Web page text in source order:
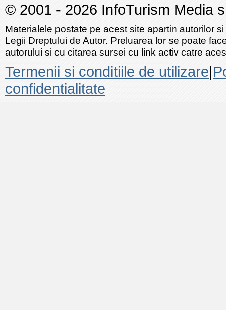
© 2001 - 2026 InfoTurism Media
Materialele postate pe acest site apartin autorilor
Legii Dreptului de Autor. Preluarea lor se poate
autorului si cu citarea sursei cu link activ catre
Termenii si conditiile de utilizare|
confidentialitate